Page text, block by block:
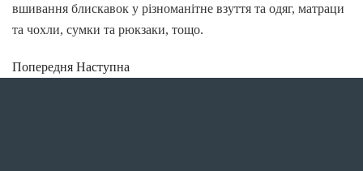
вшивання блискавок у різноманітне взуття та одяг, матраци
та чохли, сумки та рюкзаки, тощо.
Попередня Наступна